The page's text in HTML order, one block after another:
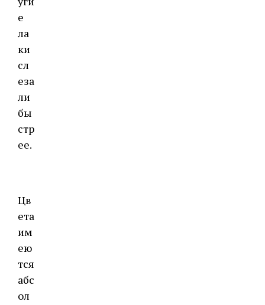
е
ла
ки
сл
еза
ли
бы
стр
ее.
Цв
ета
им
ею
тся
абс
ол